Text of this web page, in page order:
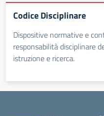
Codice Disciplinare
Dispositive normative e
responsabilità disciplinare
istruzione e ricerca.